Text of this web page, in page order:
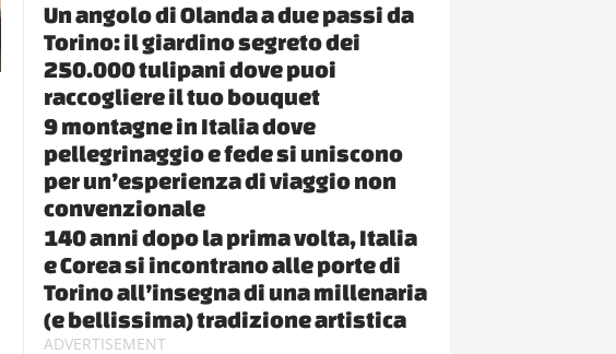
Un angolo di Olanda a due passi da
Torino: il giardino segreto dei
250.000 tulipani dove puoi
raccogliere il tuo bouquet
9 montagne in Italia dove
pellegrinaggio e fede si uniscono
per un’esperienza di viaggio non
convenzionale
140 anni dopo la prima volta, Italia
e Corea si incontrano alle porte di
Torino all’insegna di una millenaria
(e bellissima) tradizione artistica